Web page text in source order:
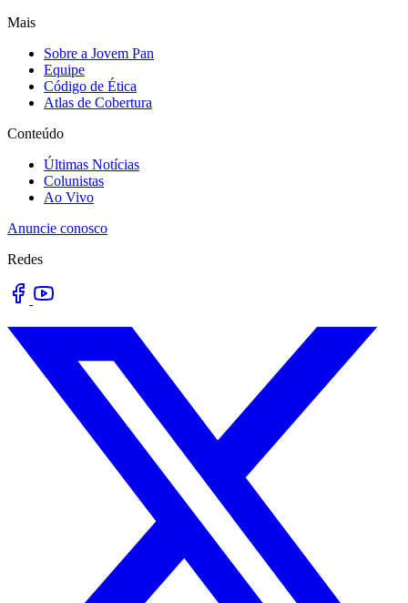
Mais
Sobre a Jovem Pan
Equipe
Código de Ética
Atlas de Cobertura
Conteúdo
Últimas Notícias
Colunistas
Ao Vivo
Anuncie conosco
Redes